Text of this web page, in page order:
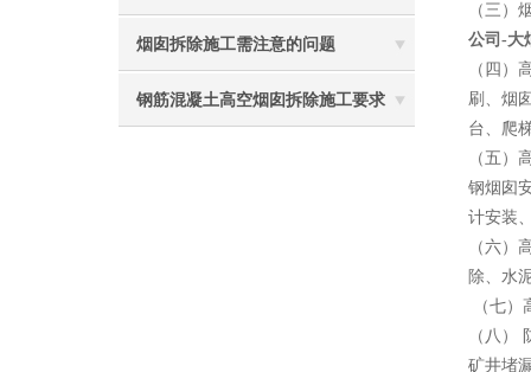
烟囱拆除施工需注意的问题
钢筋混凝土高空烟囱拆除施工要求
（三）
公司-大
（四）
刷、烟
台、爬
（五）
钢烟囱
计安装
（六）
除、水
（七）
（八）
矿井堵